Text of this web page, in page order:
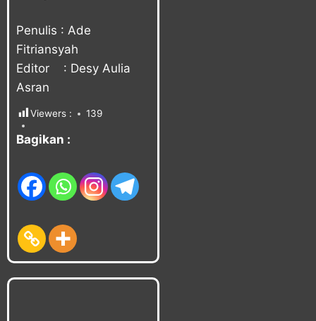
Penulis : Ade
Fitriansyah
Editor : Desy Aulia
Asran
Viewers : 139
Bagikan :